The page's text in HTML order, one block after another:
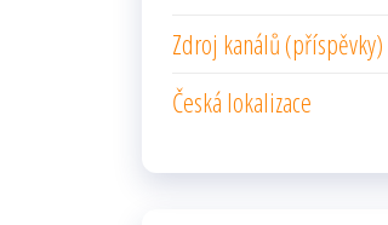
Zdroj kanálů (příspěvky)
Česká lokalizace